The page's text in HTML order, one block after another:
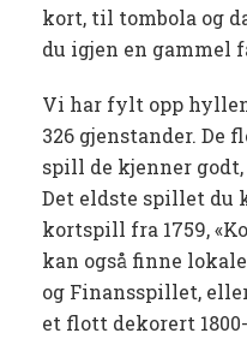
kort, til tombola og
du igjen en gammel
Vi har fylt opp
326 gjenstander. De
spill de kjenner
Det eldste spillet du
kortspill fra 1759,
kan også finne
og Finansspillet,
et flott dekorert